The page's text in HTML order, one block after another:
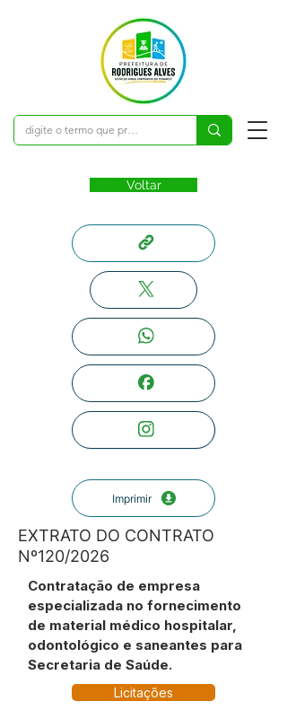
Voltar
Imprimir
EXTRATO DO CONTRATO
Nº120/2026
Contratação de empresa
especializada no fornecimento
de material médico hospitalar,
odontológico e saneantes para
Secretaria de Saúde.
Licitações